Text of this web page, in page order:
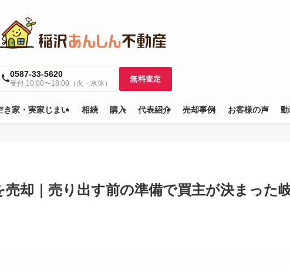
き家・実家じまい 相続 購入 代表紹介 売却事例 お客様の声
0587-33-5620
受付 10:00〜18:00（火・水休）
無料査定
却｜売り出す前の準備で買主が決まった